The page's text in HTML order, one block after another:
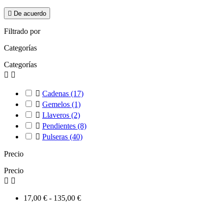
 De acuerdo
Filtrado por
Categorías
Categorías
 
 Cadenas (17)
 Gemelos (1)
 Llaveros (2)
 Pendientes (8)
 Pulseras (40)
Precio
Precio
 
17,00 € - 135,00 €